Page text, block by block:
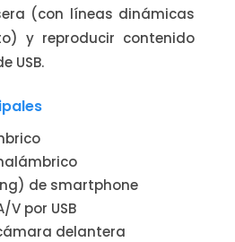
(con líneas dinámicas
y reproducir contenido
USB.
de smartphone
V por USB
delantera